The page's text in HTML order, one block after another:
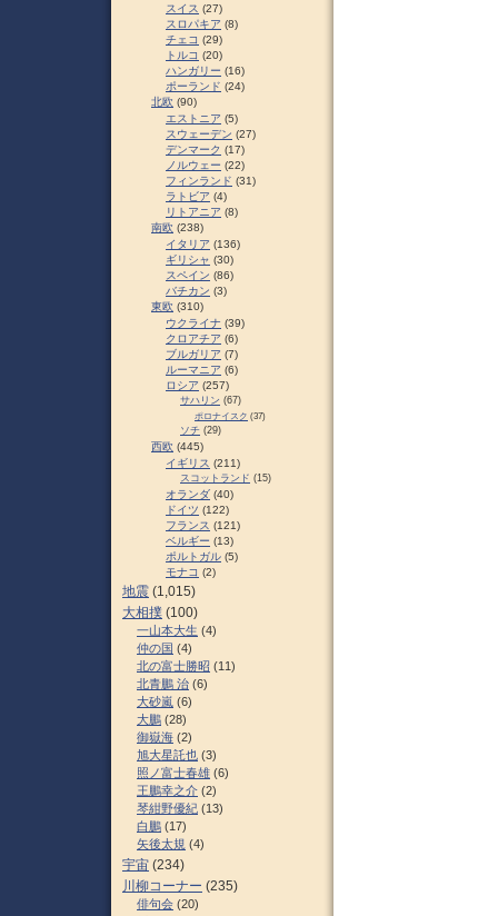
スイス (27)
スロパキア (8)
チェコ (29)
トルコ (20)
ハンガリー (16)
ポーランド (24)
北欧 (90)
エストニア (5)
スウェーデン (27)
デンマーク (17)
ノルウェー (22)
フィンランド (31)
ラトビア (4)
リトアニア (8)
南欧 (238)
イタリア (136)
ギリシャ (30)
スペイン (86)
バチカン (3)
東欧 (310)
ウクライナ (39)
クロアチア (6)
ブルガリア (7)
ルーマニア (6)
ロシア (257)
サハリン (67)
ポロナイスク (37)
ソチ (29)
西欧 (445)
イギリス (211)
スコットランド (15)
オランダ (40)
ドイツ (122)
フランス (121)
ベルギー (13)
ポルトガル (5)
モナコ (2)
地震 (1,015)
大相撲 (100)
一山本大生 (4)
仲の国 (4)
北の富士勝昭 (11)
北青鵬 治 (6)
大砂嵐 (6)
大鵬 (28)
御嶽海 (2)
旭大星託也 (3)
照ノ富士春雄 (6)
王鵬幸之介 (2)
琴紺野優紀 (13)
白鵬 (17)
矢後太規 (4)
宇宙 (234)
川柳コーナー (235)
俳句会 (20)